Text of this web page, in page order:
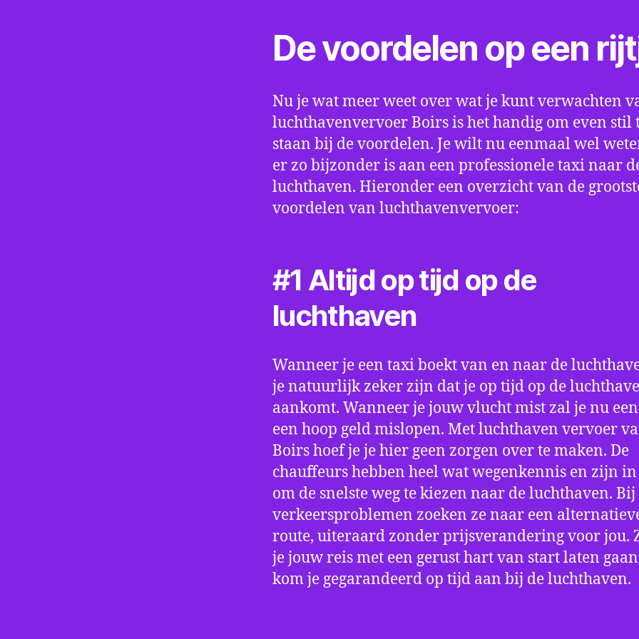
De voordelen op een
Nu je wat meer weet over wat je kunt verwachten
luchthavenvervoer Boirs is het handig om even stil
staan bij de voordelen. Je wilt nu eenmaal wel
er zo bijzonder is aan een professionele taxi naar
luchthaven. Hieronder een overzicht van de
voordelen van luchthavenvervoer:
#1 Altijd op tijd op de
luchthaven
Wanneer je een taxi boekt van en naar de
je natuurlijk zeker zijn dat je op tijd op de
aankomt. Wanneer je jouw vlucht mist zal je nu
een hoop geld mislopen. Met luchthaven vervoer
Boirs hoef je je hier geen zorgen over te maken. De
chauffeurs hebben heel wat wegenkennis en zijn in
om de snelste weg te kiezen naar de luchthaven.
verkeersproblemen zoeken ze naar een
route, uiteraard zonder prijsverandering voor jou.
je jouw reis met een gerust hart van start laten
kom je gegarandeerd op tijd aan bij de luchthaven.